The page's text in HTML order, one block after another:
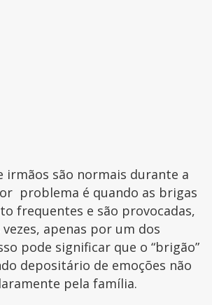
irmãos são normais durante a
problema é quando as brigas
frequentes e são provocadas,
apenas por um dos
pode significar que o “brigão”
depositário de emoções não
pela família.